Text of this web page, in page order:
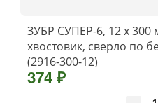
ЗУБР СУПЕР-6, 12 x
хвостовик, сверло по
(2916-300-12)
374 ₽